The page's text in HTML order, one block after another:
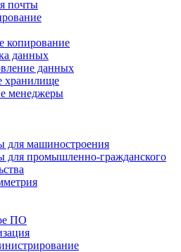
почты
копирование
данных
данных
хранилище
менеджеры
для машиностроения
для промышленно-гражданского
ПО